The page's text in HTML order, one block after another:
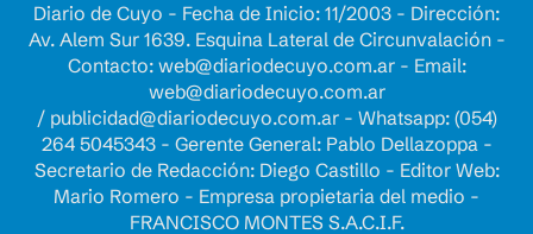
Diario de Cuyo - Fecha de Inicio: 11/2003 - Dirección:
Av. Alem Sur 1639. Esquina Lateral de Circunvalación -
Contacto: web@diariodecuyo.com.ar- Email:
web@diariodecuyo.com.ar
/ publicidad@diariodecuyo.com.ar- Whatsapp: (054)
264 5045343 - Gerente General: Pablo Dellazoppa -
Secretario de Redacción: Diego Castillo - Editor Web:
Mario Romero - Empresa propietaria del medio -
FRANCISCO MONTES S.A.C.I.F.